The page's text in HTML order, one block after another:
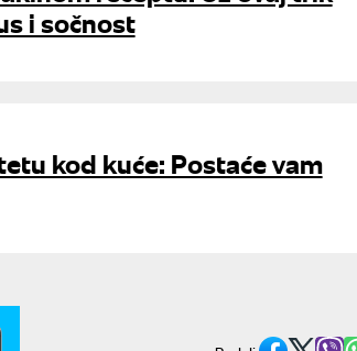
i sočnost
kod kuće: Postaće vam